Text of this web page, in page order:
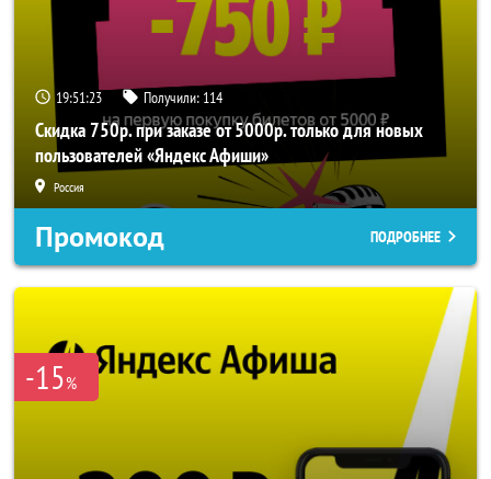
19:51:23 Получили: 114
Скидка 750р. при заказе от 5000р. только для новых
пользователей «Яндекс Афиши»
Россия
Промокод ПОДРОБНЕЕ
-15%